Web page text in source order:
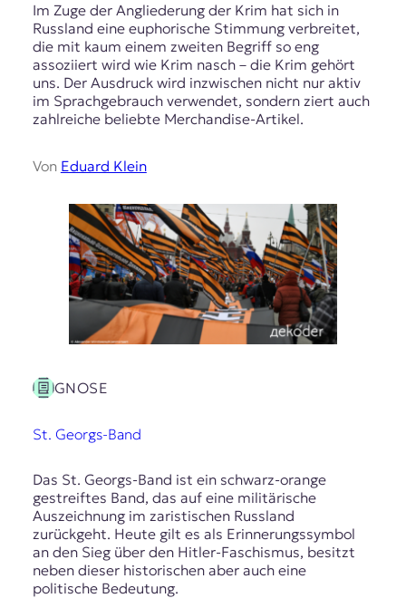
Im Zuge der Angliederung der Krim hat sich in
Russland eine euphorische Stimmung verbreitet,
die mit kaum einem zweiten Begriff so eng
assoziiert wird wie Krim nasch – die Krim gehört
uns. Der Ausdruck wird inzwischen nicht nur aktiv
im Sprachgebrauch verwendet, sondern ziert auch
zahlreiche beliebte Merchandise-Artikel.
Von Eduard Klein
GNOSE
St. Georgs-Band
Das St. Georgs-Band ist ein schwarz-orange
gestreiftes Band, das auf eine militärische
Auszeichnung im zaristischen Russland
zurückgeht. Heute gilt es als Erinnerungssymbol
an den Sieg über den Hitler-Faschismus, besitzt
neben dieser historischen aber auch eine
politische Bedeutung.